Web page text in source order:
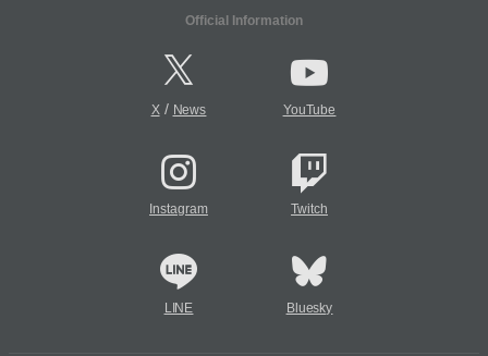
Official Information
X/ News YouTube
Instagram Twitch
LINE Bluesky